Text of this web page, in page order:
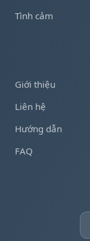
Tình cảm
Giới thiệu
Liên hệ
Hướng dẫn
FAQ